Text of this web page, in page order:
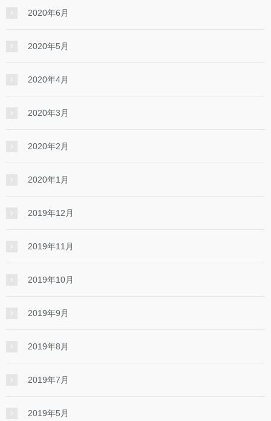
2020年6月
2020年5月
2020年4月
2020年3月
2020年2月
2020年1月
2019年12月
2019年11月
2019年10月
2019年9月
2019年8月
2019年7月
2019年5月